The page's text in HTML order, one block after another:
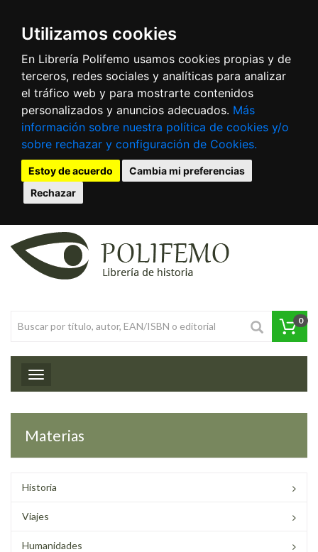
Utilizamos cookies
En Librería Polifemo usamos cookies propias y de
terceros, redes sociales y analíticas para analizar
el tráfico web y para mostrarte contenidos
personalizados y anuncios adecuados. Más
información sobre nuestra política de cookies y/o
sobre rechazar y configuración de Cookies.
Estoy de acuerdo
Cambia mi preferencias
Rechazar
0
Toggle navigation
Materias
Historia
Viajes
Humanidades